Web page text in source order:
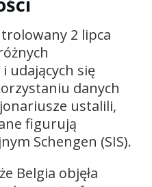
2 lipca
udających się
danych
ustalili,
figurują
Schengen (SIS).
Belgia objęła